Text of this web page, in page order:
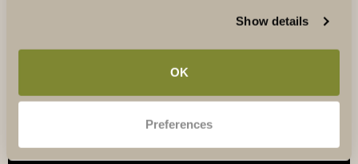
Show details
OK
Preferences